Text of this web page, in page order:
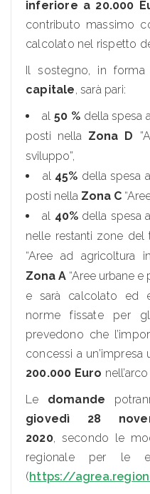
inferiore a 20.000
contributo massimo
calcolato nel rispetto
Il sostegno, in
capitale, sarà pari:
al 50 %della spesa
posti nella Zona D
sviluppo”,
al 45% della spesa
posti nella Zona C
al 40%della spesa
nelle restanti zone del
“Aree ad agricoltura
Zona A “Aree urbane e
e sarà calcolato ed
norme fissate per
prevedono che
concessi a un’impresa
200.000 Euro
Le domande
giovedì 28
2020, secondo le
regionale per le
(https://